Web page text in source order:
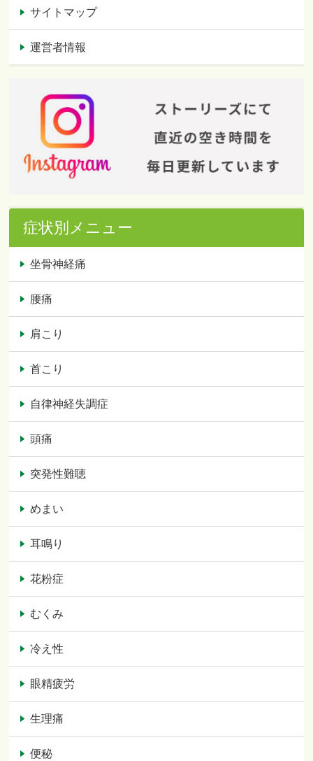
サイトマップ
運営者情報
症状別メニュー
坐骨神経痛
腰痛
肩こり
首こり
自律神経失調症
頭痛
突発性難聴
めまい
耳鳴り
花粉症
むくみ
冷え性
眼精疲労
生理痛
便秘